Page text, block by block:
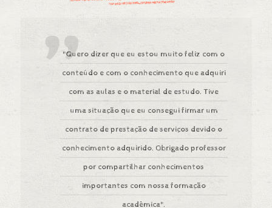
"Quero dizer que eu estou muito feliz com o
conteúdo e com o conhecimento que adquiri
com as aulas e o material de estudo. Tive
uma situação que eu consegui firmar um
contrato de prestação de serviços devido o
conhecimento adquirido. Obrigado professor
por compartilhar conhecimentos
importantes com nossa formação
acadêmica".